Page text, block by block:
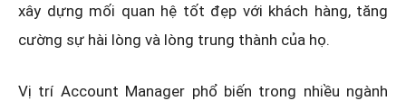
xây dựng mối quan hệ tốt đẹp với khách hàng, tăng
cường sự hài lòng và lòng trung thành của họ.
Vị trí Account Manager phổ biến trong nhiều ngành